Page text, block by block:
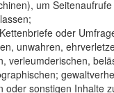
um
oder
unwahren,
verleumderischen,
oder sonstigen Inhalte